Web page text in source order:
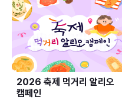
2026 축제 먹거리 알리오
캠페인